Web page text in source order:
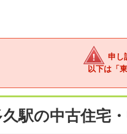
申し
以下は「
駅の中古住宅